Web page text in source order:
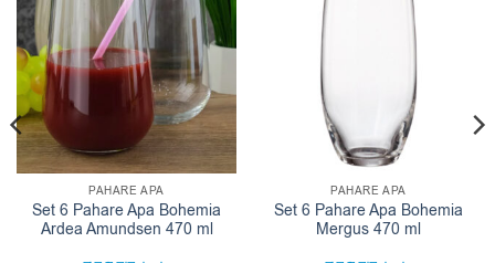
PAHARE APA
Set 6 Pahare Apa Bohemia
Ardea Amundsen 470 ml
PAHARE APA
Set 6 Pahare Apa Bohemia
Mergus 470 ml